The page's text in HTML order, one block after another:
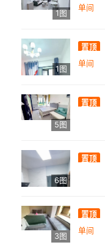
1图
单间
1图
置顶
单间
5图
置顶
6图
置顶
3图
置顶
单间